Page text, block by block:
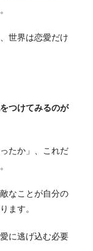
世界は恋愛だけ
つけてみるのが
たか」、これだ
なことが自分の
ます。
に逃げ込む必要